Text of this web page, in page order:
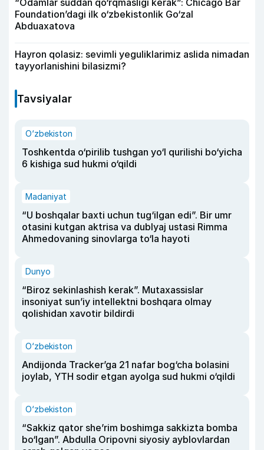
Foundation’dagi ilk o‘zbekistonlik Go‘zal
Abduaxatova
Hayron qolasiz: sevimli yeguliklarimiz aslida nimadan
tayyorlanishini bilasizmi?
Tavsiyalar
O‘zbekiston
Toshkentda o‘pirilib tushgan yo‘l qurilishi bo‘yicha
6 kishiga sud hukmi o‘qildi
Madaniyat
“U boshqalar baxti uchun tug‘ilgan edi”. Bir umr
otasini kutgan aktrisa va dublyaj ustasi Rimma
Ahmedovaning sinovlarga to‘la hayoti
Dunyo
“Biroz sekinlashish kerak”. Mutaxassislar
insoniyat sun’iy intellektni boshqara olmay
qolishidan xavotir bildirdi
O‘zbekiston
Andijonda Tracker’ga 21 nafar bog‘cha bolasini
joylab, YTH sodir etgan ayolga sud hukmi o‘qildi
O‘zbekiston
“Sakkiz qator she’rim boshimga sakkizta bomba
bo‘lgan”. Abdulla Oripovni siyosiy ayblovlardan